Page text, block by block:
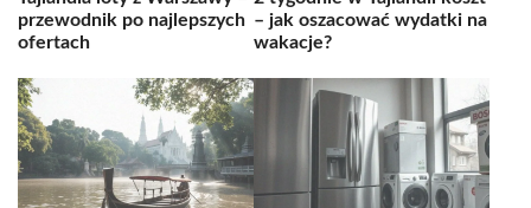
przewodnik po najlepszych
ofertach
– jak oszacować wydatki na
wakacje?